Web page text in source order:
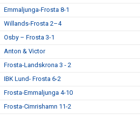
Emmaljunga-Frosta 8-1
Willands-Frosta 2–4
Osby – Frosta 3-1
Anton & Victor
Frosta-Landskrona 3 - 2
IBK Lund- Frosta 6-2
Frosta-Emmaljunga 4-10
Frosta-Cimrishamn 11-2